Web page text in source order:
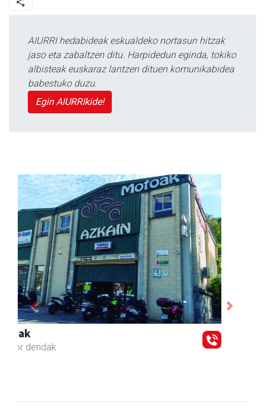
AIURRI hedabideak eskualdeko nortasun hitzak
jaso eta zabaltzen ditu. Harpidedun eginda, tokiko
albisteak euskaraz lantzen dituen komunikabidea
babestuko duzu.
Egin AIURRIkide!
Elizondo taberna
Andoain -
Previous Next